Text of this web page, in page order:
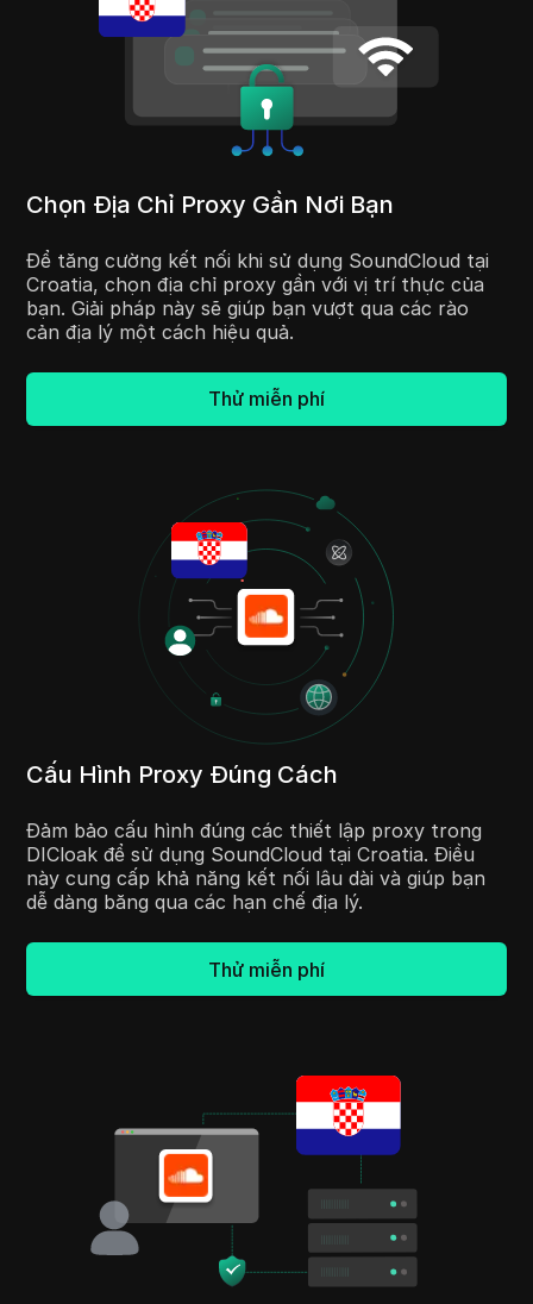
Chọn Địa Chỉ Proxy Gần Nơi Bạn
Để tăng cường kết nối khi sử dụng SoundCloud tại
Croatia, chọn địa chỉ proxy gần với vị trí thực của
bạn. Giải pháp này sẽ giúp bạn vượt qua các rào
cản địa lý một cách hiệu quả.
Thử miễn phí
Cấu Hình Proxy Đúng Cách
Đảm bảo cấu hình đúng các thiết lập proxy trong
DICloak để sử dụng SoundCloud tại Croatia. Điều
này cung cấp khả năng kết nối lâu dài và giúp bạn
dễ dàng băng qua các hạn chế địa lý.
Thử miễn phí